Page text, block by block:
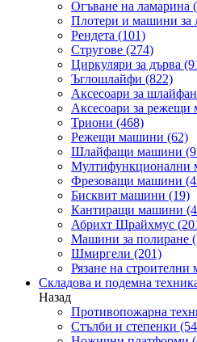
Огъване на ламарина
Плотери и машини за
Рендета (101)
Стругове (274)
Циркуляри за дърва
Ъглошлайфи (822)
Аксесоари за
Аксесоари за
Триони (468)
Режещи машини (62)
Шлайфащи машини
Мултифункционални
Фрезоващи машини
Бисквит машини (19)
Кантиращи машини
Абрихт Щрайхмус
Машини за полиране
Шмиргели (201)
Рязане на строителни
Складова и подемна
Назад
Противопожарна
Стълби и степенки